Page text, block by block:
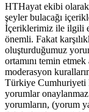
HTHayat ekibi olarak
şeyler bulacağı
İçeriklerimiz ile ilgili
önemli. Fakat
oluşturduğumuz
ortamını temin
moderasyon
Türkiye Cumhuriyeti
yorumlar onaylanmaz
yorumların, (yorum